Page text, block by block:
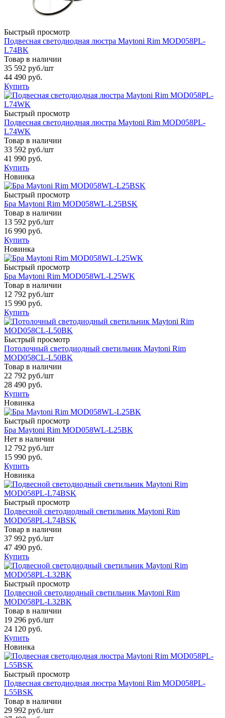
Быстрый просмотр
Подвесная светодиодная люстра Maytoni Rim MOD058PL-
L74BK
Товар в наличии
35 592 руб./шт
44 490 руб.
Купить
Быстрый просмотр
Подвесная светодиодная люстра Maytoni Rim MOD058PL-
L74WK
Товар в наличии
33 592 руб./шт
41 990 руб.
Купить
Новинка
Быстрый просмотр
Бра Maytoni Rim MOD058WL-L25BSK
Товар в наличии
13 592 руб./шт
16 990 руб.
Купить
Новинка
Быстрый просмотр
Бра Maytoni Rim MOD058WL-L25WK
Товар в наличии
12 792 руб./шт
15 990 руб.
Купить
Быстрый просмотр
Потолочный светодиодный светильник Maytoni Rim
MOD058CL-L50BK
Товар в наличии
22 792 руб./шт
28 490 руб.
Купить
Новинка
Быстрый просмотр
Бра Maytoni Rim MOD058WL-L25BK
Нет в наличии
12 792 руб./шт
15 990 руб.
Купить
Новинка
Быстрый просмотр
Подвесной светодиодный светильник Maytoni Rim
MOD058PL-L74BSK
Товар в наличии
37 992 руб./шт
47 490 руб.
Купить
Быстрый просмотр
Подвесной светодиодный светильник Maytoni Rim
MOD058PL-L32BK
Товар в наличии
19 296 руб./шт
24 120 руб.
Купить
Новинка
Быстрый просмотр
Подвесная светодиодная люстра Maytoni Rim MOD058PL-
L55BSK
Товар в наличии
29 992 руб./шт